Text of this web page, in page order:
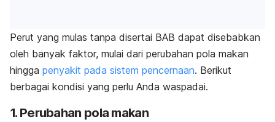
Perut yang mulas tanpa disertai BAB dapat disebabkan
oleh banyak faktor, mulai dari perubahan pola makan
hingga penyakit pada sistem pencernaan. Berikut
berbagai kondisi yang perlu Anda waspadai.
1. Perubahan pola makan